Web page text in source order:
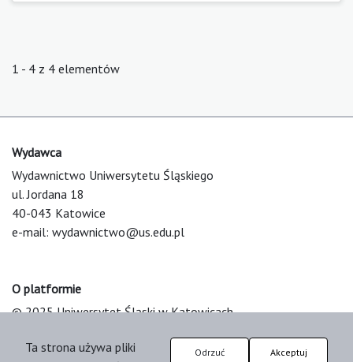
1 - 4 z 4 elementów
Wydawca
Wydawnictwo Uniwersytetu Śląskiego
ul. Jordana 18
40-043 Katowice
e-mail: wydawnictwo@us.edu.pl
O platformie
© 2025 Uniwersytet Śląski w Katowicach
Platform & Workflow by OJS/PKP
Ta strona używa pliki
Odrzuć Akceptuj